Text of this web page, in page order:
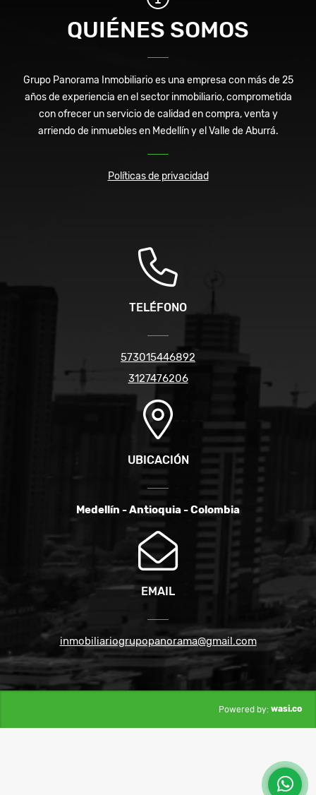
QUIÉNES SOMOS
Grupo Panorama Inmobiliario es una empresa con más de 25
años de experiencia en el sector inmobiliario, comprometida
con ofrecer un servicio de calidad en compra, venta y
arriendo de inmuebles en Medellín y el Valle de Aburrá.
Políticas de privacidad
TELÉFONO
573015446892
3127476206
UBICACIÓN
Medellín - Antioquia - Colombia
EMAIL
inmobiliariogrupopanorama@gmail.com
Powered by: wasi.co